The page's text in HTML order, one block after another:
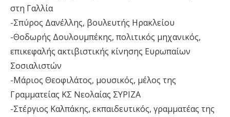
στη Γαλλία
-Σπύρος Δανέλλης, βουλευτής Ηρακλείου
-Θοδωρής Δουλουμπέκης, πολιτικός μηχανικός,
επικεφαλής ακτιβιστικής κίνησης Ευρωπαίων
Σοσιαλιστών
-Μάριος Θεοφιλάτος, μουσικός, μέλος της
Γραμματείας ΚΣ Νεολαίας ΣΥΡΙΖΑ
-Στέργιος Καλπάκης, εκπαιδευτικός, γραμματέας της